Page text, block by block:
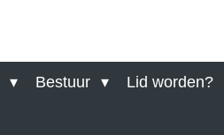
Bestuur Lid worden?